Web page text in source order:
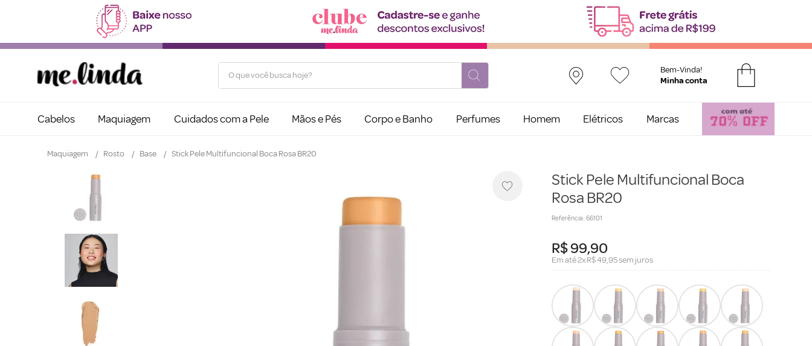
O que você busca hoje? Bem-Vinda!
Cabelos Maquiagem Cuidados com a Pele Mãos e Pés Corpo e Banho Perfumes Homem Elétricos Marcas
Maquiagem Rosto Base Stick Pele Multifuncional Boca Rosa BR20
Stick Pele Multifuncional Boca
Rosa BR20
Referência: 66101
R$99,90
Em até2xR$49,95sem juros